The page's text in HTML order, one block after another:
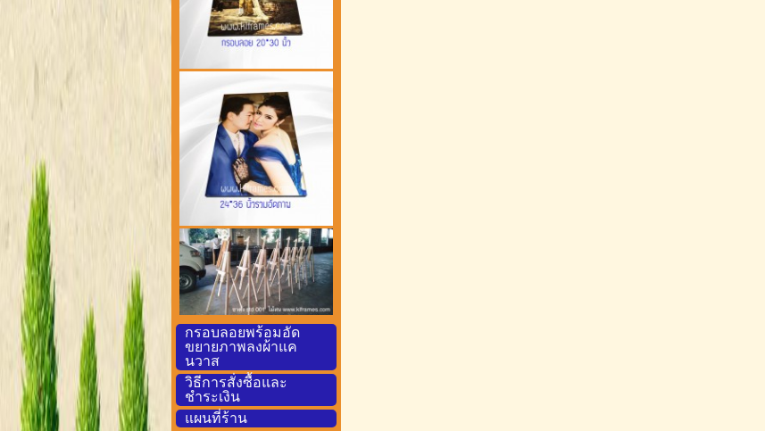
กรอบลอยพร้อมอัด
ขยายภาพลงผ้าแค
นวาส
วิธีการสั่งซื้อและ
ชำระเงิน
แผนที่ร้าน